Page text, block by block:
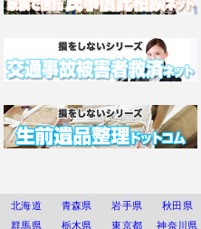
北海道 青森県 岩手県 秋田県
群馬県
栃木県 東京都 神奈川県